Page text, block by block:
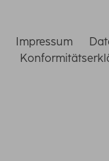
Impressum